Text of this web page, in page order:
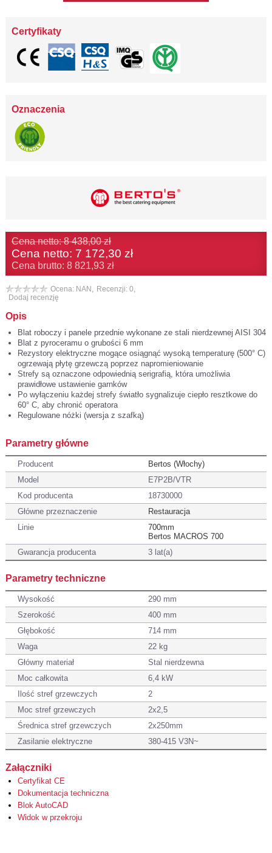
Certyfikaty
Oznaczenia
Cena netto: 8 438,00 zł
Cena netto: 7 172,30 zł
Cena brutto: 8 821,93 zł
Ocena: NAN, Recenzji: 0,
Dodaj recenzję
Opis
Blat roboczy i panele przednie wykonane ze stali nierdzewnej AISI 304
Blat z pyroceramu o grubości 6 mm
Rezystory elektryczne mogące osiągnąć wysoką temperaturę (500° C)
ogrzewają płytę grzewczą poprzez napromieniowanie
Strefy są oznaczone odpowiednią serigrafią, która umożliwia
prawidłowe ustawienie garnków
Po wyłączeniu każdej strefy światło sygnalizuje ciepło resztkowe do
60° C, aby chronić operatora
Regulowane nóżki (wersja z szafką)
Parametry główne
Producent
Bertos (Włochy)
Model
E7P2B/VTR
Kod producenta
18730000
Główne przeznaczenie
Restauracja
Linie
700mm
Bertos MACROS 700
Gwarancja producenta
3 lat(a)
Parametry techniczne
Wysokość
290 mm
Szerokość
400 mm
Głębokość
714 mm
Waga
22 kg
Główny materiał
Stal nierdzewna
Moc całkowita
6,4 kW
Ilość stref grzewczych
2
Moc stref grzewczych
2x2,5
Średnica stref grzewczych
2x250mm
Zasilanie elektryczne
380-415 V3N~
Załączniki
Certyfikat CE
Dokumentacja techniczna
Blok AutoCAD
Widok w przekroju